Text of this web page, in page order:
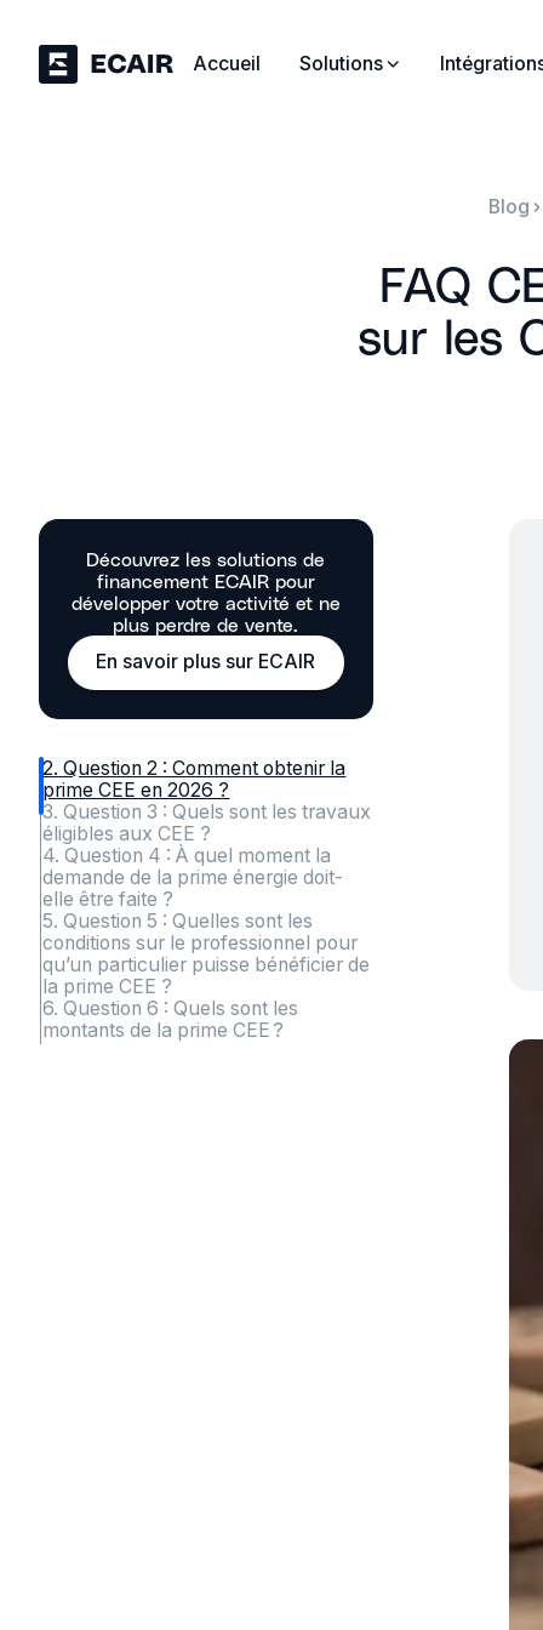
Accueil Solutions
Blog
FAQ
sur les
Découvrez les solutions de
financement ECAIR pour
développer votre activité et ne
plus perdre de vente.
En savoir plus sur ECAIR
d’Économies d’Énergie (CEE) :
2. Question 2 : Comment obtenir la
prime CEE en 2026 ?
3. Question 3 : Quels sont les travaux
éligibles aux CEE ?
4. Question 4 : À quel moment la
demande de la prime énergie doit-
elle être faite ?
5. Question 5 : Quelles sont les
conditions sur le professionnel pour
qu’un particulier puisse bénéficier de
la prime CEE ?
6. Question 6 : Quels sont les
montants de la prime CEE ?